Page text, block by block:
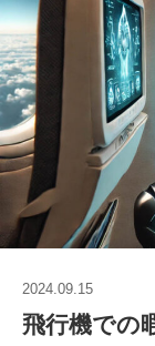
2024.09.15
飛行機での